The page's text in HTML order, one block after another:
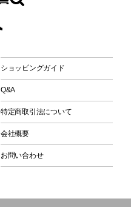
ショッピングガイド
Q&A
特定商取引法について
会社概要
お問い合わせ